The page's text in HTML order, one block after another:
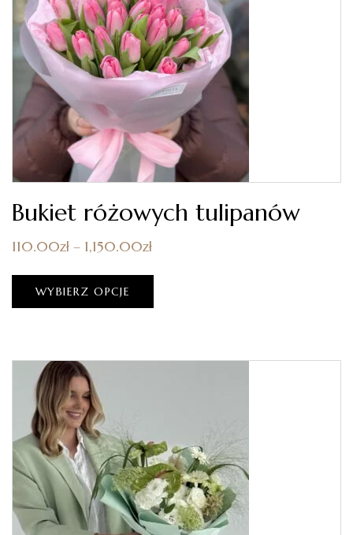
Bukiet różowych tulipanów
110.00zł – 1,150.00zł
WYBIERZ OPCJE